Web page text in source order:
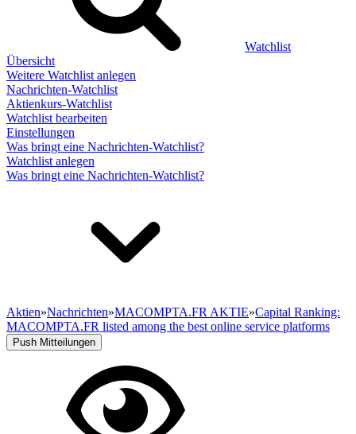
Watchlist
Übersicht
Weitere Watchlist anlegen
Nachrichten-Watchlist
Aktienkurs-Watchlist
Watchlist bearbeiten
Einstellungen
Was bringt eine Nachrichten-Watchlist?
Watchlist anlegen
Was bringt eine Nachrichten-Watchlist?
Aktien»Nachrichten»MACOMPTA.FR AKTIE»Capital Ranking:
MACOMPTA.FR listed among the best online service platforms
Push Mitteilungen